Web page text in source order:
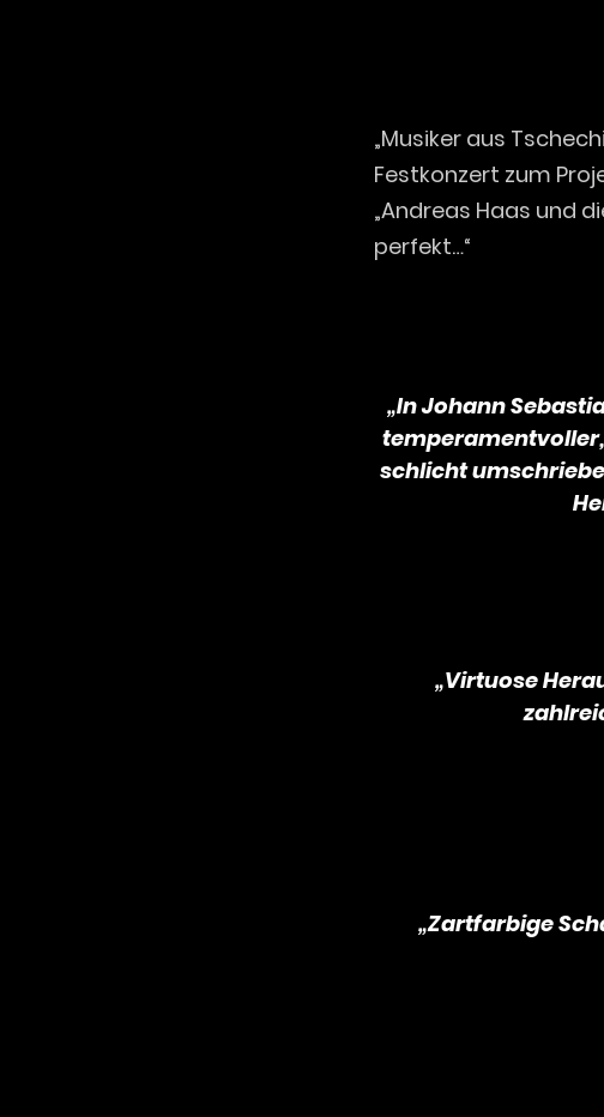
„Musiker aus
Festkonzert zum
„Andreas Haas und
perfekt…“
„In Johann
schlicht
„Virtuose
„Zartfarbige